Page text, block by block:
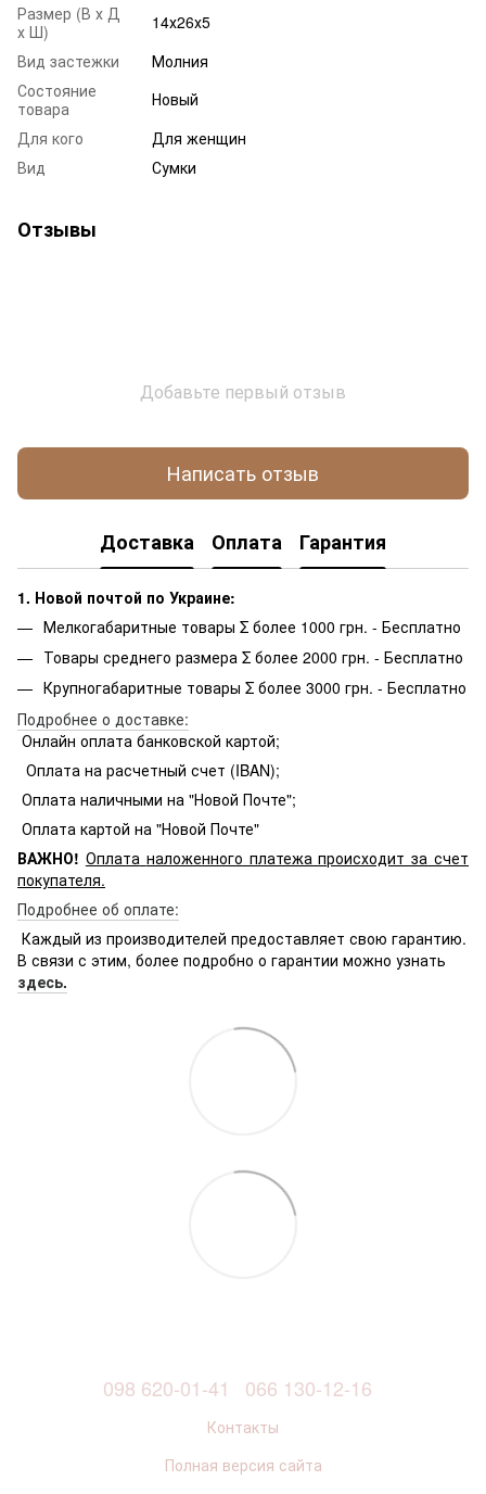
Размер (В х Д
х Ш)
14х26х5
Вид застежки
Молния
Состояние
товара
Новый
Для кого
Для женщин
Вид
Сумки
Отзывы
Добавьте первый отзыв
Написать отзыв
Доставка Оплата Гарантия
1. Новой почтой по Украине:
Мелкогабаритные товары Σ более 1000 грн. - Бесплатно
Товары среднего размера Σ более 2000 грн. - Бесплатно
Крупногабаритные товары Σ более 3000 грн. - Бесплатно
Подробнее о доставке:
Онлайн оплата банковской картой;
Оплата на расчетный счет (IBAN);
Оплата наличными на "Новой Почте";
Оплата картой на "Новой Почте"
ВАЖНО! Оплата наложенного платежа происходит за счет
покупателя.
Подробнее об оплате:
Каждый из производителей предоставляет свою гарантию.
В связи с этим, более подробно о гарантии можно узнать
здесь.
098 620-01-41 066 130-12-16
Контакты
Полная версия сайта